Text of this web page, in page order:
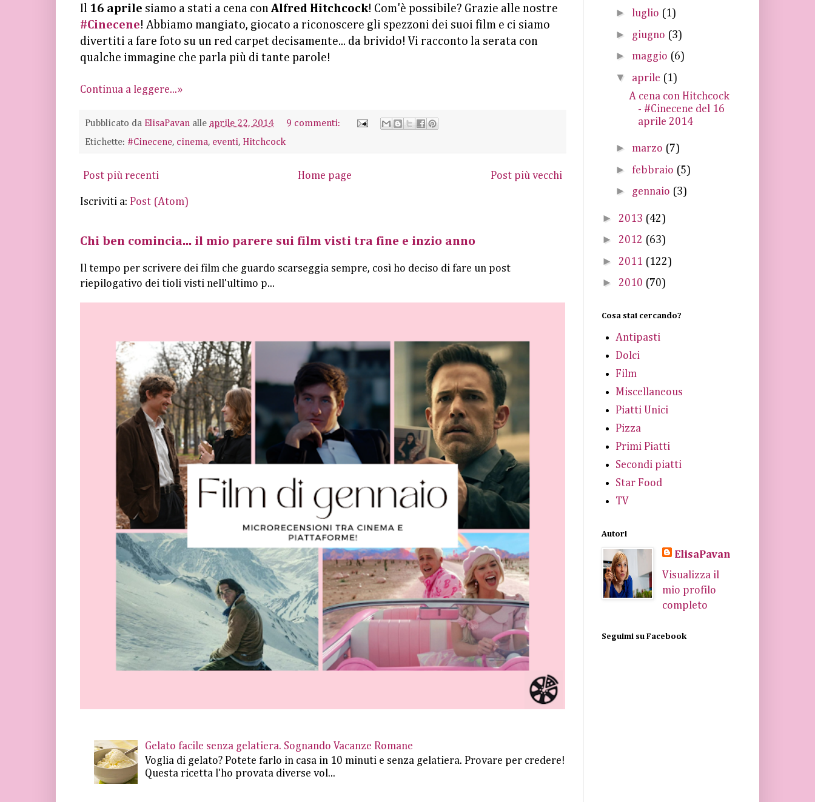
Il 16 aprile siamo a stati a cena con Alfred Hitchcock! Com'è possibile? Grazie alle nostre
#Cinecene! Abbiamo mangiato, giocato a riconoscere gli spezzoni dei suoi film e ci siamo
divertiti a fare foto su un red carpet decisamente... da brivido! Vi racconto la serata con
qualche immagine che parla più di tante parole!
Continua a leggere...»
Pubblicato da ElisaPavan alle aprile 22, 2014
9 commenti:
Etichette: #Cinecene, cinema, eventi, Hitchcock
Post più recenti Post più vecchi
Home page
Iscriviti a: Post (Atom)
Chi ben comincia... il mio parere sui film visti tra fine e inzio anno
Il tempo per scrivere dei film che guardo scarseggia sempre, così ho deciso di fare un post
riepilogativo dei tioli visti nell'ultimo p...
Gelato facile senza gelatiera. Sognando Vacanze Romane
Voglia di gelato? Potete farlo in casa in 10 minuti e senza gelatiera. Provare per credere!
Questa ricetta l'ho provata diverse vol...
► luglio (1)
► giugno (3)
► maggio (6)
▼ aprile (1)
A cena con Hitchcock
- #Cinecene del 16
aprile 2014
► marzo (7)
► febbraio (5)
► gennaio (3)
► 2013 (42)
► 2012 (63)
► 2011 (122)
► 2010 (70)
Cosa stai cercando?
Antipasti
Dolci
Film
Miscellaneous
Piatti Unici
Pizza
Primi Piatti
Secondi piatti
Star Food
TV
Autori
ElisaPavan
Visualizza il
mio profilo
completo
Seguimi su Facebook